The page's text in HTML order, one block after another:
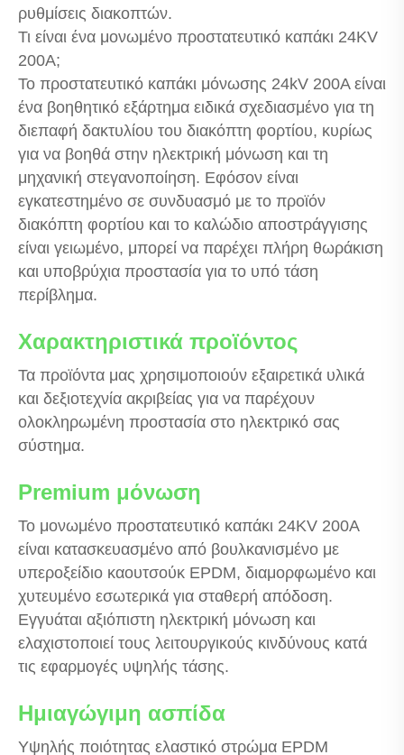
ρυθμίσεις διακοπτών.
Τι είναι ένα μονωμένο προστατευτικό καπάκι 24KV
200A;
Το προστατευτικό καπάκι μόνωσης 24kV 200A είναι
ένα βοηθητικό εξάρτημα ειδικά σχεδιασμένο για τη
διεπαφή δακτυλίου του διακόπτη φορτίου, κυρίως
για να βοηθά στην ηλεκτρική μόνωση και τη
μηχανική στεγανοποίηση. Εφόσον είναι
εγκατεστημένο σε συνδυασμό με το προϊόν
διακόπτη φορτίου και το καλώδιο αποστράγγισης
είναι γειωμένο, μπορεί να παρέχει πλήρη θωράκιση
και υποβρύχια προστασία για το υπό τάση
περίβλημα.
Χαρακτηριστικά προϊόντος
Τα προϊόντα μας χρησιμοποιούν εξαιρετικά υλικά
και δεξιοτεχνία ακριβείας για να παρέχουν
ολοκληρωμένη προστασία στο ηλεκτρικό σας
σύστημα.
Premium μόνωση
Το μονωμένο προστατευτικό καπάκι 24KV 200A
είναι κατασκευασμένο από βουλκανισμένο με
υπεροξείδιο καουτσούκ EPDM, διαμορφωμένο και
χυτευμένο εσωτερικά για σταθερή απόδοση.
Εγγυάται αξιόπιστη ηλεκτρική μόνωση και
ελαχιστοποιεί τους λειτουργικούς κινδύνους κατά
τις εφαρμογές υψηλής τάσης.
Ημιαγώγιμη ασπίδα
Υψηλής ποιότητας ελαστικό στρώμα EPDM